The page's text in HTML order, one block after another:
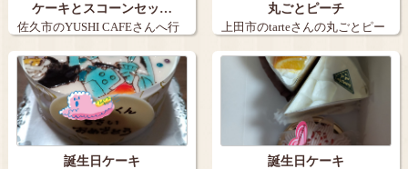
ケーキとスコーンセッ…
佐久市のYUSHI CAFEさんへ行
きま…
丸ごとピーチ
上田市のtarteさんの丸ごとピー
チ。９…
誕生日ケーキ 誕生日ケーキ